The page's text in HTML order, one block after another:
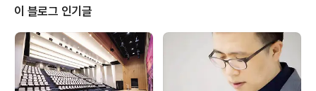
습니다. 각각의 항목에 다음과 같이 점수를 매긴 후, 모두 더합니다. 심하다(3
점), 보통이다(2점), 비교적 없다. 본받을 만 하다(1점) 1. 봉사와 헌신의 결여 : ..
이 블로그 인기글